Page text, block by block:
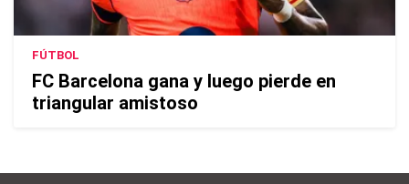
FÚTBOL
FC Barcelona gana y luego pierde en
triangular amistoso